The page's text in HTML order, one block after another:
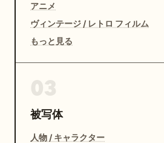
アニメ
ヴィンテージ / レトロ フィルム
もっと見る
被写体
人物 / キャラクター